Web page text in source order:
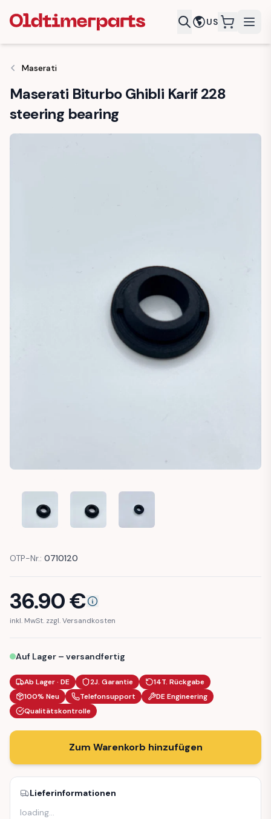
US
Maserati
Maserati Biturbo Ghibli Karif 228
steering bearing
MASERATI BITURBO GHIBLI KARIF 228 STEERING BEARING
MASERATI BITURBO GHIBLI KARIF 228 STEERING
MASERATI BITURBO GHIBLI KARIF
OTP-Nr.: 0710120
36.90€
inkl. MwSt. zzgl. Versandkosten
Auf Lager – versandfertig
Ab Lager · DE 2J. Garantie
14T. Rückgabe
100% Neu
Telefonsupport
DE Engineering
Qualitätskontrolle
Zum Warenkorb hinzufügen
Lieferinformationen
loading…